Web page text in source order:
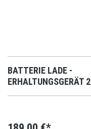
BATTERIE LADE -
ERHALTUNGSGERÄT